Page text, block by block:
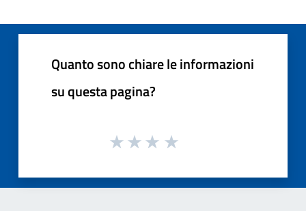
Quanto sono chiare le informazioni
su questa pagina?